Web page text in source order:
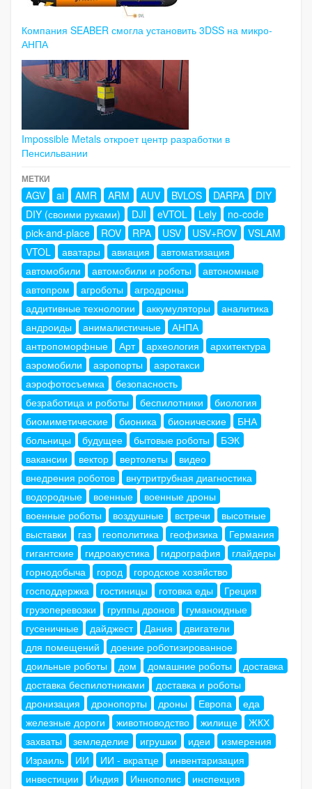
Компания SEABER смогла установить 3DSS на микро-
АНПА
Impossible Metals откроет центр разработки в
Пенсильвании
МЕТКИ
AGV ai AMR ARM AUV BVLOS DARPA
DIY
DIY (своими руками)
DJI eVTOL Lely
no-code
pick-and-place
ROV RPA USV USV+ROV
VSLAM
VTOL
аватары авиация
автоматизация
автомобили
автомобили и роботы
автономные
автопром
агроботы
агродроны
аддитивные технологии
аккумуляторы
аналитика
андроиды
анималистичные
АНПА
антропоморфные
Арт археология
архитектура
аэромобили
аэропорты
аэротакси
аэрофотосъемка
безопасность
безработица и роботы
беспилотники
биология
биомиметические
бионика бионические
БНА
больницы
будущее бытовые роботы
БЭК
вакансии
вектор вертолеты
видео
внедрения роботов
внутритрубная диагностика
водородные
военные
военные дроны
военные роботы
воздушные встречи
высотные
выставки
газ геополитика геофизика
Германия
гигантские
гидроакустика гидрография
глайдеры
горнодобыча
город
городское хозяйство
господдержка
гостиницы готовка еды
Греция
грузоперевозки
группы дронов
гуманоидные
гусеничные
дайджест Дания
двигатели
для помещений
доение роботизированное
доильные роботы
дом домашние роботы
доставка
доставка беспилотниками
доставка и роботы
дронизация
дронопорты дроны Европа
еда
железные дороги
животноводство жилище
ЖКХ
захваты
земледелие игрушки идеи
измерения
Израиль
ИИ ИИ - вкратце
инвентаризация
инвестиции
Индия Иннополис
инспекция